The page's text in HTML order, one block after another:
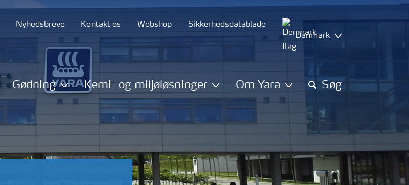
Nyhedsbreve Kontakt os Webshop
Sikkerhedsdatablade
Danmark
Gødning Kemi- og miljøløsninger Om Yara Søg